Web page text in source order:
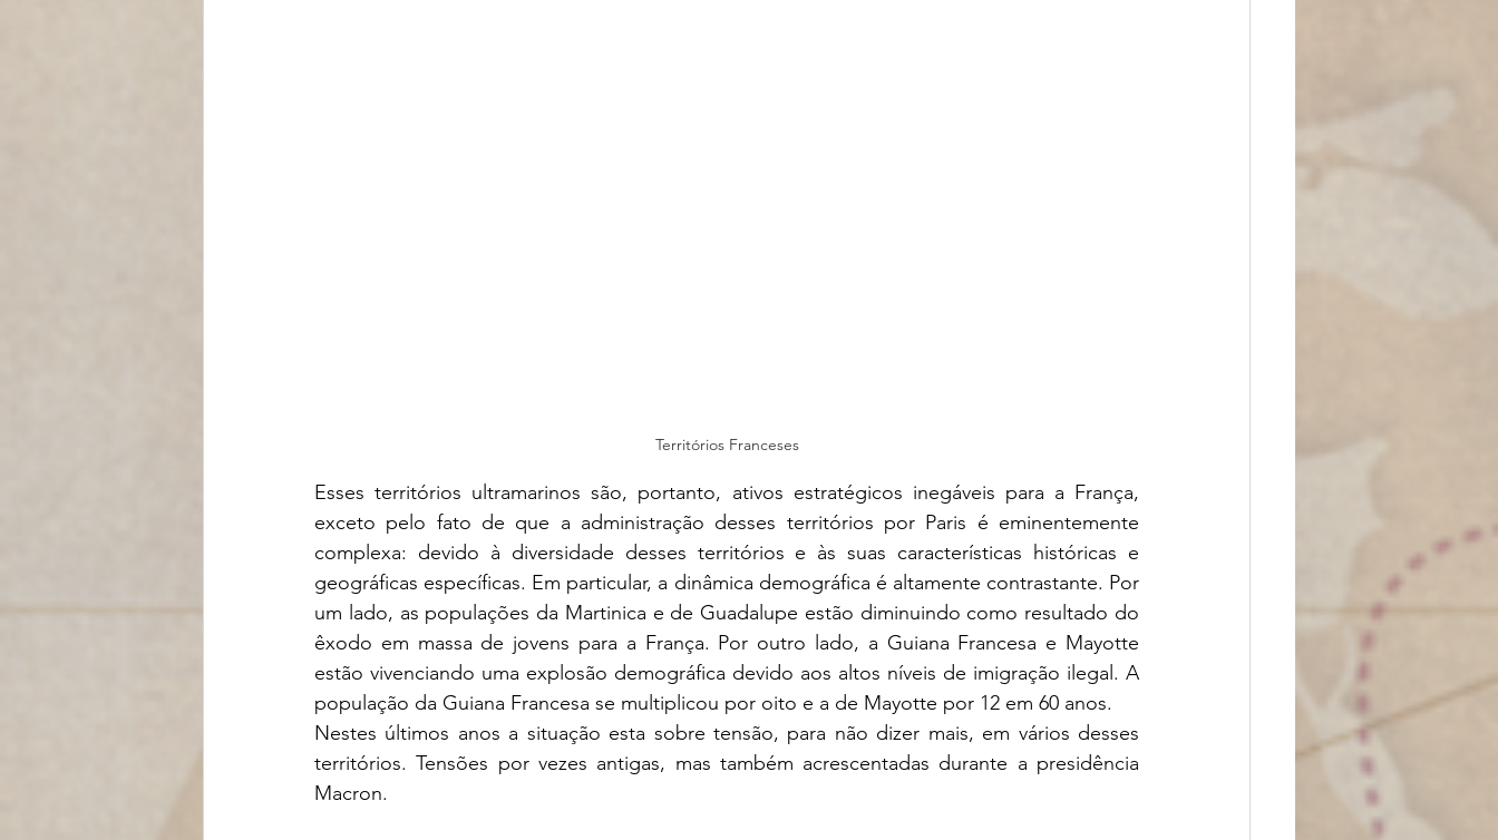
Territórios Franceses
Esses territórios ultramarinos são, portanto, ativos estratégicos inegáveis para a França,
exceto pelo fato de que a administração desses territórios por Paris é eminentemente
complexa: devido à diversidade desses territórios e às suas características históricas e
geográficas específicas. Em particular, a dinâmica demográfica é altamente contrastante. Por
um lado, as populações da Martinica e de Guadalupe estão diminuindo como resultado do
êxodo em massa de jovens para a França. Por outro lado, a Guiana Francesa e Mayotte
estão vivenciando uma explosão demográfica devido aos altos níveis de imigração ilegal. A
população da Guiana Francesa se multiplicou por oito e a de Mayotte por 12 em 60 anos.
Nestes últimos anos a situação esta sobre tensão, para não dizer mais, em vários desses
territórios. Tensões por vezes antigas, mas também acrescentadas durante a presidência
Macron.